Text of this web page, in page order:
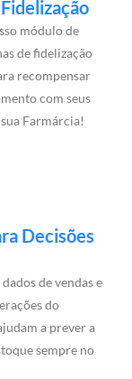
módulo de
de fidelização
recompensar
com seus
Farmárcia!
Decisões
de vendas e
do
a prever a
sempre no